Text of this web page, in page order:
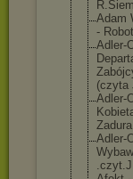
Adam
- Robot
Adler-
(czyta
Adler-
Zadura
Adler-